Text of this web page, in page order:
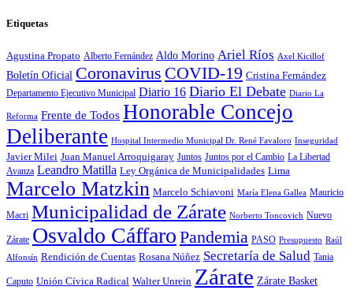
Etiquetas
Agustina Propato Alberto Fernández Aldo Morino Ariel Ríos Axel Kicillof
Boletín Oficial Coronavirus COVID-19 Cristina Fernández
Departamento Ejecutivo Municipal Diario 16 Diario El Debate Diario La
Reforma Frente de Todos Honorable Concejo
Deliberante Hospital Intermedio Municipal Dr. René Favaloro Inseguridad
Javier Milei Juan Manuel Arroquigaray Juntos Juntos por el Cambio La Libertad
Avanza Leandro Matilla Ley Orgánica de Municipalidades Lima
Marcelo Matzkin Marcelo Schiavoni María Elena Gallea Mauricio
Macri Municipalidad de Zárate Norberto Toncovich Nuevo
Zárate Osvaldo Cáffaro Pandemia PASO Presupuesto Raúl
Alfonsín Rendición de Cuentas Rosana Núñez Secretaría de Salud Tania
Caputo Unión Cívica Radical Walter Unrein Zárate Zárate Basket